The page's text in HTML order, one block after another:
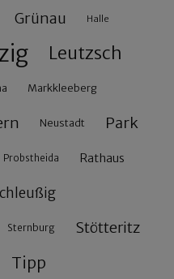
Grünau Halle
Leutzsch
Markkleeberg
Neustadt Park
Probstheida Rathaus
Sternburg Stötteritz
Tipp